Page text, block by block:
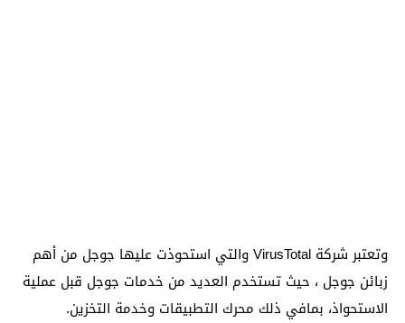
وتعتبر شركة VirusTotal والتي استحوذت عليها جوجل من أهم
زبائن جوجل ، حيث تستخدم العديد من خدمات جوجل قبل عملية
الاستحواذ، بمافي ذلك محرك التطبيقات وخدمة التخزين.